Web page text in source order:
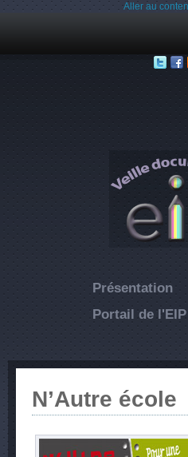
Aller au
Présentation
Portail de l'EIP
N’Autre école